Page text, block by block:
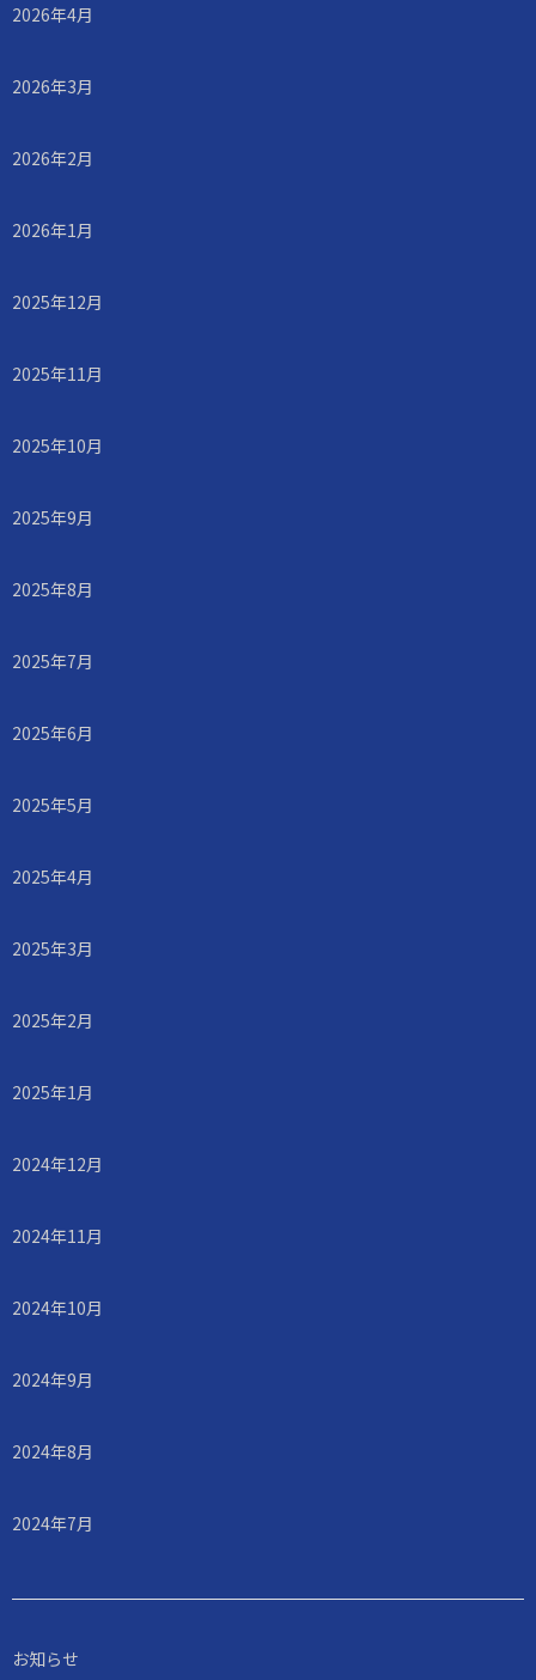
2026年4月
2026年3月
2026年2月
2026年1月
2025年12月
2025年11月
2025年10月
2025年9月
2025年8月
2025年7月
2025年6月
2025年5月
2025年4月
2025年3月
2025年2月
2025年1月
2024年12月
2024年11月
2024年10月
2024年9月
2024年8月
2024年7月
お知らせ